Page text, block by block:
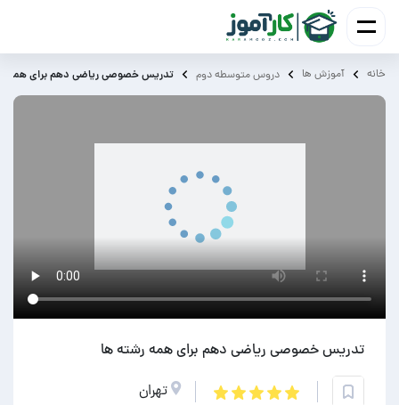
خانه آموزش ‌ها دروس متوسطه دوم تدریس خصوصی ریاضی دهم برای همه
تدریس خصوصی ریاضی دهم برای همه رشته ها
تهران